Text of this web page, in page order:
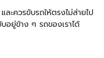
ะควรขับรถให้ตรงไม่ส่ายไป
อยู่ข้าง ๆ รถของเราได้